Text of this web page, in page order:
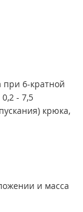
при 6-кратной
- 7,5
крюка,
и масса